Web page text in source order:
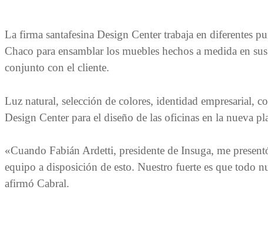
La firma santafesina Design Center trabaja en diferentes
Chaco para ensamblar los muebles hechos a medida en
conjunto con el cliente.
Luz natural, selección de colores, identidad empresarial,
Design Center para el diseño de las oficinas en la nueva
«Cuando Fabián Ardetti, presidente de Insuga, me
equipo a disposición de esto. Nuestro fuerte es que todo
afirmó Cabral.